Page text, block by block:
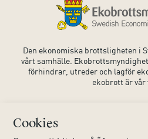
Cookies
Den ekonomiska brottsligheten i
vårt samhälle.
förhindrar, utreder och lagför
ekobrott är vår
Kontaktuppgifter